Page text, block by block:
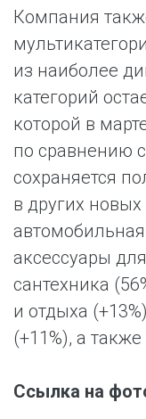
Компания
из наиболее
категорий
которой в
по сравнению
сохраняется
в других
аксессуары
сантехника
и отдыха
(+11%), а
Ссылка на